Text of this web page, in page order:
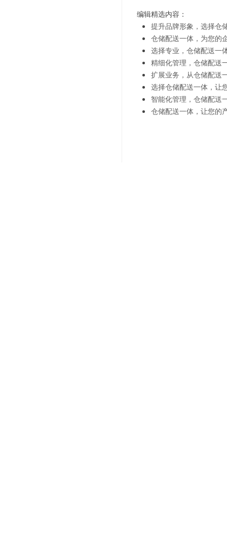
编辑精选内容：
提升品牌形象，选择仓
仓储配送一体，为您的
选择专业，仓储配送一
精细化管理，仓储配送
扩展业务，从仓储配送
选择仓储配送一体，让
智能化管理，仓储配送
仓储配送一体，让您的